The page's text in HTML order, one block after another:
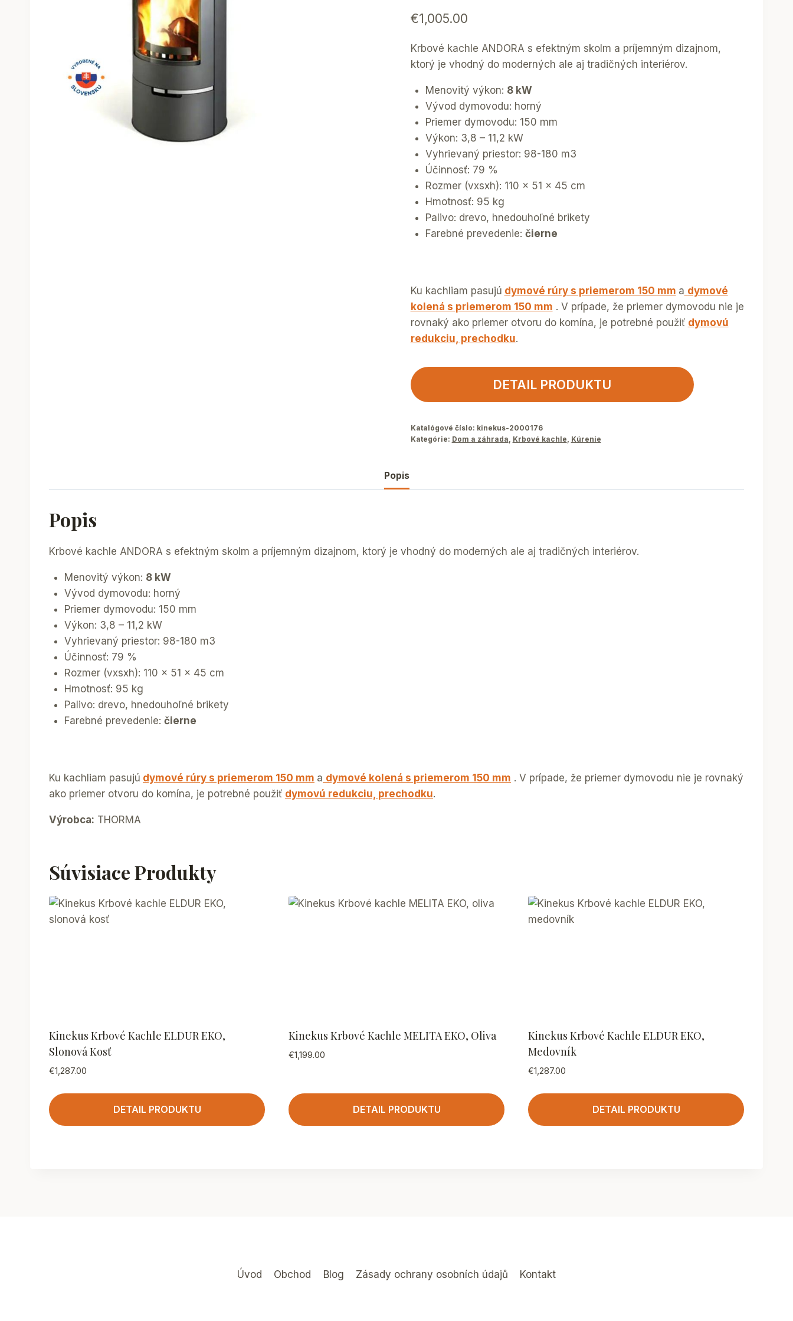
€1,005.00
Krbové kachle ANDORA s efektným skolm a príjemným dizajnom,
ktorý je vhodný do moderných ale aj tradičných interiérov.
Menovitý výkon: 8 kW
Vývod dymovodu: horný
Priemer dymovodu: 150 mm
Výkon: 3,8 – 11,2 kW
Vyhrievaný priestor: 98-180 m3
Účinnosť: 79 %
Rozmer (vxsxh): 110 x 51 x 45 cm
Hmotnosť: 95 kg
Palivo: drevo, hnedouhoľné brikety
Farebné prevedenie:čierne
Ku kachliam pasujú dymové rúry s priemerom 150 mm a dymové
kolená s priemerom 150 mm . V prípade, že priemer dymovodu nie je
rovnaký ako priemer otvoru do komína, je potrebné použiť dymovú
redukciu, prechodku.
DETAIL PRODUKTU
Katalógové číslo: kinekus-2000176
Kategórie: Dom a záhrada Krbové kachle Kúrenie
Popis
Popis
Krbové kachle ANDORA s efektným skolm a príjemným dizajnom, ktorý je vhodný do moderných ale aj tradičných interiérov.
Menovitý výkon: 8 kW
Vývod dymovodu: horný
Priemer dymovodu: 150 mm
Výkon: 3,8 – 11,2 kW
Vyhrievaný priestor: 98-180 m3
Účinnosť: 79 %
Rozmer (vxsxh): 110 x 51 x 45 cm
Hmotnosť: 95 kg
Palivo: drevo, hnedouhoľné brikety
Farebné prevedenie: čierne
Ku kachliam pasujú dymové rúry s priemerom 150 mm a dymové kolená s priemerom 150 mm . V prípade, že priemer dymovodu nie je rovnaký
ako priemer otvoru do komína, je potrebné použiť dymovú redukciu, prechodku.
Výrobca: THORMA
Súvisiace Produkty
Kinekus Krbové Kachle ELDUR EKO,
Slonová Kosť
€1,287.00
DETAIL PRODUKTU
Kinekus Krbové Kachle MELITA EKO, Oliva
€1,199.00
DETAIL PRODUKTU
Kinekus Krbové Kachle ELDUR EKO,
Medovník
€1,287.00
DETAIL PRODUKTU
Úvod Obchod Blog Zásady ochrany osobních údajů Kontakt